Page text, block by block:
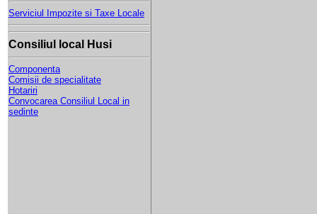
Serviciul Impozite si Taxe Locale
Consiliul local Husi
Componenta
Comisii de specialitate
Hotariri
Convocarea Consiliul Local in
sedinte